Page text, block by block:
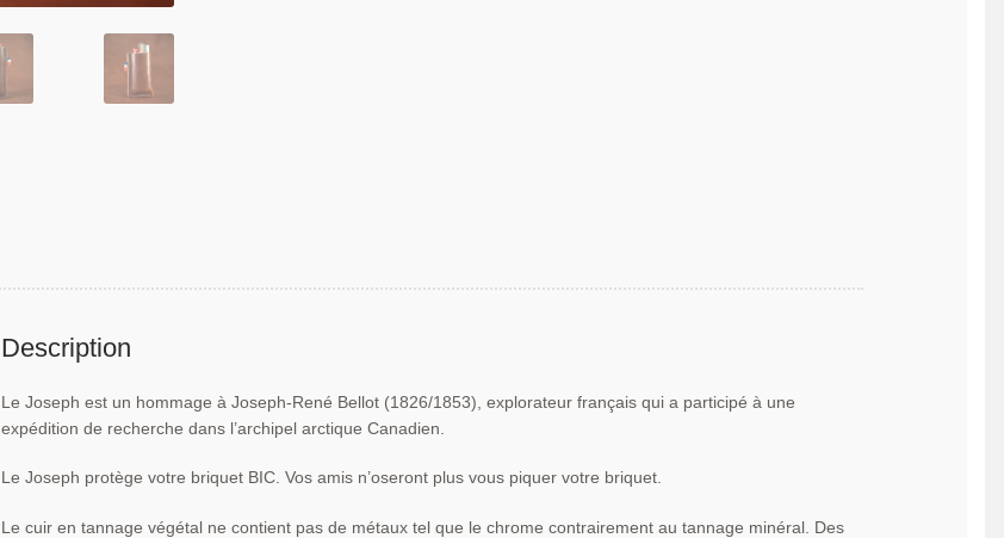
Description
Le Joseph est un hommage à Joseph-René Bellot (1826/1853), explorateur français qui a participé à une
expédition de recherche dans l’archipel arctique Canadien.
Le Joseph protège votre briquet BIC. Vos amis n’oseront plus vous piquer votre briquet.
Le cuir en tannage végétal ne contient pas de métaux tel que le chrome contrairement au tannage minéral. Des